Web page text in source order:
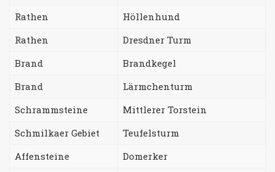
Rathen
Höllenhund
Rathen
Dresdner Turm
Brand
Brandkegel
Brand
Lärmchenturm
Schrammsteine
Mittlerer Torstein
Schmilkaer Gebiet
Teufelsturm
Affensteine
Domerker